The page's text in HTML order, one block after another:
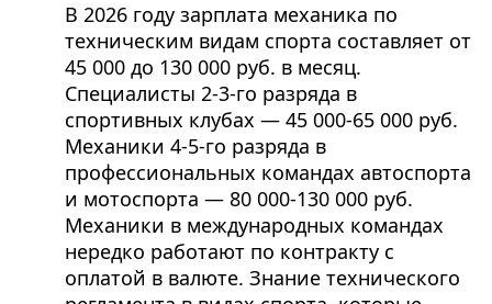
В 2026 году зарплата механика по
техническим видам спорта составляет от
45 000 до 130 000 руб. в месяц.
Специалисты 2-3-го разряда в
спортивных клубах — 45 000-65 000 руб.
Механики 4-5-го разряда в
профессиональных командах автоспорта
и мотоспорта — 80 000-130 000 руб.
Механики в международных командах
нередко работают по контракту с
оплатой в валюте. Знание технического